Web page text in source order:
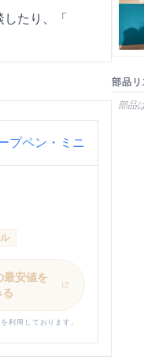
したり、「
プペン・ミニ
最安値を
利用しております。
部品リ
部品